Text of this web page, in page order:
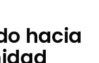
hacia